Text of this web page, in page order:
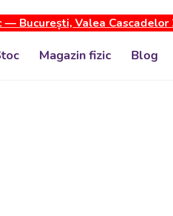
București, Valea Cascadelor
Magazin fizic Blog